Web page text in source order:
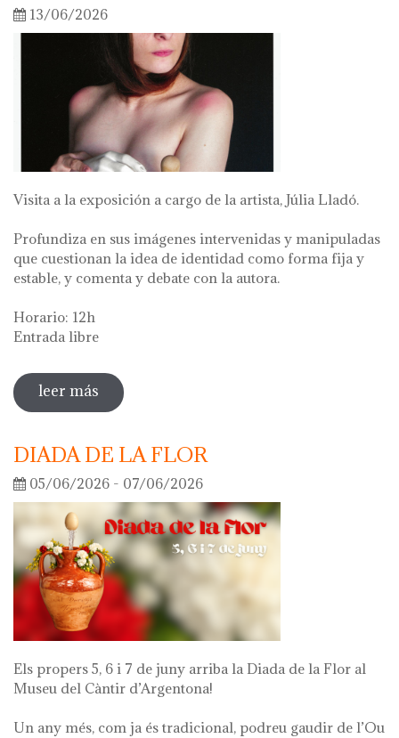
13/06/2026
Visita a la exposición a cargo de la artista, Júlia Lladó.
Profundiza en sus imágenes intervenidas y manipuladas
que cuestionan la idea de identidad como forma fija y
estable, y comenta y debate con la autora.
Horario: 12h
Entrada libre
leer más sobre visita guiada a la exposición 'lo
que queda de mí'
DIADA DE LA FLOR
05/06/2026 - 07/06/2026
Els propers 5, 6 i 7 de juny arriba la Diada de la Flor al
Museu del Càntir d’Argentona!
Un any més, com ja és tradicional, podreu gaudir de l’Ou